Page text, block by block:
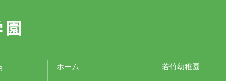
ホーム 若竹幼稚園